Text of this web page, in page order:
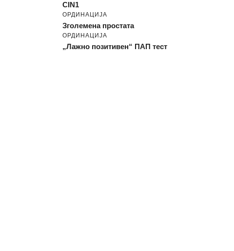
CIN1
ОРДИНАЦИЈА
Зголемена простата
ОРДИНАЦИЈА
„Лажно позитивен“ ПАП тест